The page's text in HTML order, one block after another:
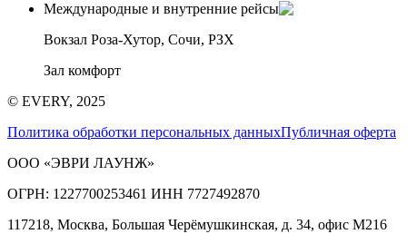
Международные и внутренние рейсы
Вокзал Роза-Хутор, Сочи, РЗХ
Зал комфорт
© EVERY, 2025
Политика обработки персональных данныхПубличная оферта
ООО «ЭВРИ ЛАУНЖ»
ОГРН: 1227700253461 ИНН 7727492870
117218, Москва, Большая Черёмушкинская, д. 34, офис М216